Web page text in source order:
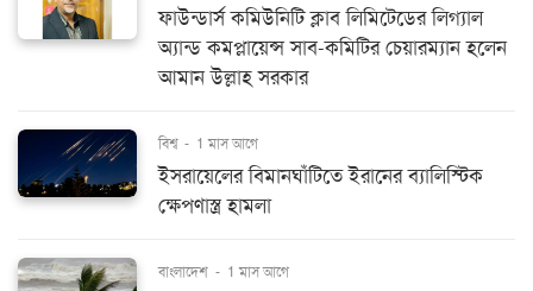
ফাউন্ডার্স কমিউনিটি ক্লাব লিমিটেডের লিগ্যাল
অ্যান্ড কমপ্লায়েন্স সাব-কমিটির চেয়ারম্যান হলেন
আমান উল্লাহ সরকার
বিশ্ব - 1 মাস আগে
ইসরায়েলের বিমানঘাঁটিতে ইরানের ব্যালিস্টিক
ক্ষেপণাস্ত্র হামলা
বাংলাদেশ - 1 মাস আগে